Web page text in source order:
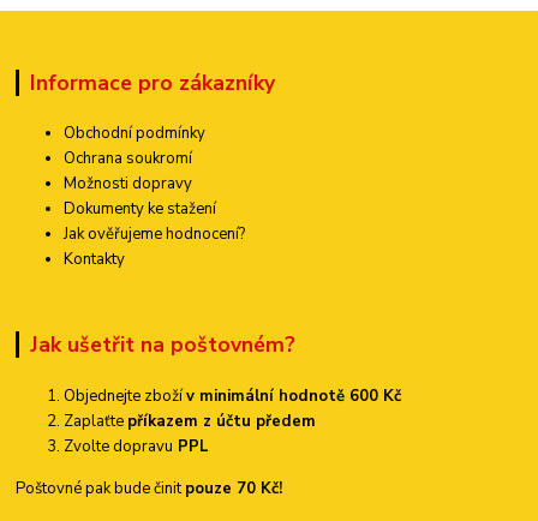
Informace pro zákazníky
Obchodní podmínky
Ochrana soukromí
Možnosti dopravy
Dokumenty ke stažení
Jak ověřujeme hodnocení?
Kontakty
Jak ušetřit na poštovném?
Objednejte zbožív minimální hodnotě 600 Kč
Zaplaťte příkazem z účtu předem
Zvolte dopravu PPL
Poštovné pak bude činitpouze 70 Kč!